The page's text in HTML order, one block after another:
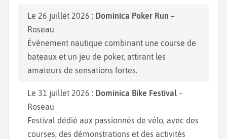
Le 26 juillet 2026 : Dominica Poker Run –
Roseau
Événement nautique combinant une course de
bateaux et un jeu de poker, attirant les
amateurs de sensations fortes.
Le 31 juillet 2026 : Dominica Bike Festival –
Roseau
Festival dédié aux passionnés de vélo, avec des
courses, des démonstrations et des activités